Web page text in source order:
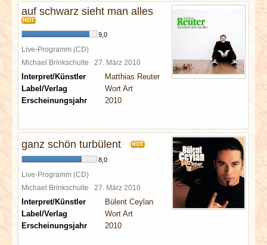
auf schwarz sieht man alles
HOT
9,0
Live-Programm (CD)
Michael Brinkschulte 27. März 2010
Interpret/Künstler
Matthias Reuter
Label/Verlag
Wort Art
Erscheinungsjahr
2010
ganz schön turbülent HOT
8,0
Live-Programm (CD)
Michael Brinkschulte 27. März 2010
Interpret/Künstler
Bülent Ceylan
Label/Verlag
Wort Art
Erscheinungsjahr
2010